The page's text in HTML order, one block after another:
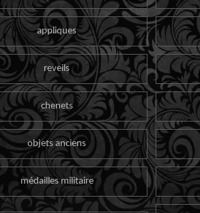
appliques
reveils
chenets
objets anciens
médailles militaire